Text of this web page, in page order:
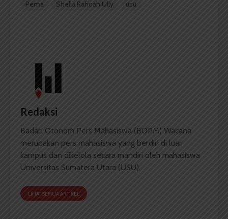
Pema
Shella Rafiqah Ully usu
Redaksi
Badan Otonom Pers Mahasiswa (BOPM) Wacana
merupakan pers mahasiswa yang berdiri di luar
kampus dan dikelola secara mandiri oleh mahasiswa
Universitas Sumatera Utara (USU).
LIHAT SEMUA ARTIKEL